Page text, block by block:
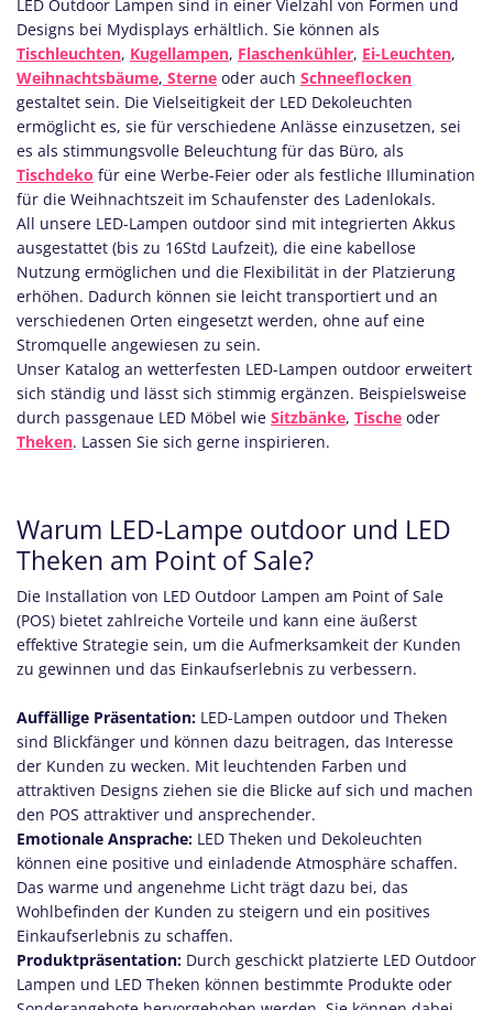
LED Outdoor Lampen sind in einer Vielzahl von Formen und
Designs bei Mydisplays erhältlich. Sie können als
Tischleuchten, Kugellampen, Flaschenkühler, Ei-Leuchten,
Weihnachtsbäume, Sterne oder auch Schneeflocken
gestaltet sein. Die Vielseitigkeit der LED Dekoleuchten
ermöglicht es, sie für verschiedene Anlässe einzusetzen, sei
es als stimmungsvolle Beleuchtung für das Büro, als
Tischdeko für eine Werbe-Feier oder als festliche Illumination
für die Weihnachtszeit im Schaufenster des Ladenlokals.
All unsere LED-Lampen outdoor sind mit integrierten Akkus
ausgestattet (bis zu 16Std Laufzeit), die eine kabellose
Nutzung ermöglichen und die Flexibilität in der Platzierung
erhöhen. Dadurch können sie leicht transportiert und an
verschiedenen Orten eingesetzt werden, ohne auf eine
Stromquelle angewiesen zu sein.
Unser Katalog an wetterfesten LED-Lampen outdoor erweitert
sich ständig und lässt sich stimmig ergänzen. Beispielsweise
durch passgenaue LED Möbel wie Sitzbänke, Tische oder
Theken. Lassen Sie sich gerne inspirieren.
Warum LED-Lampe outdoor und LED
Theken am Point of Sale?
Die Installation von LED Outdoor Lampen am Point of Sale
(POS) bietet zahlreiche Vorteile und kann eine äußerst
effektive Strategie sein, um die Aufmerksamkeit der Kunden
zu gewinnen und das Einkaufserlebnis zu verbessern.
Auffällige Präsentation: LED-Lampen outdoor und Theken
sind Blickfänger und können dazu beitragen, das Interesse
der Kunden zu wecken. Mit leuchtenden Farben und
attraktiven Designs ziehen sie die Blicke auf sich und machen
den POS attraktiver und ansprechender.
Emotionale Ansprache: LED Theken und Dekoleuchten
können eine positive und einladende Atmosphäre schaffen.
Das warme und angenehme Licht trägt dazu bei, das
Wohlbefinden der Kunden zu steigern und ein positives
Einkaufserlebnis zu schaffen.
Produktpräsentation: Durch geschickt platzierte LED Outdoor
Lampen und LED Theken können bestimmte Produkte oder